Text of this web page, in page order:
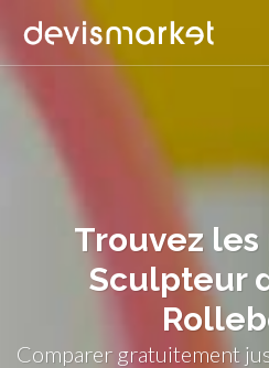
Trouvez
Sculpteur
Comparer gratuitement